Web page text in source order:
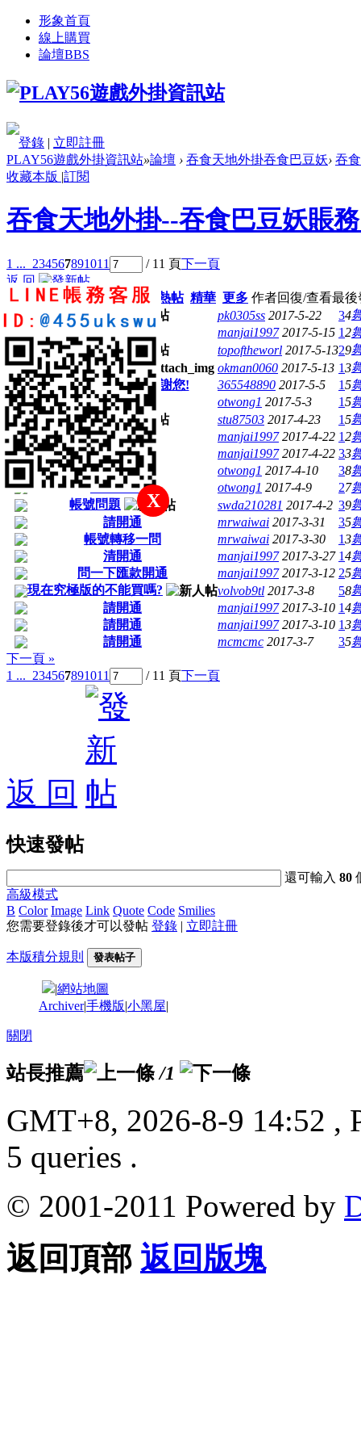
形象首頁
線上購買
論壇BBS
登錄 | 立即註冊
PLAY56遊戲外掛資訊站»論壇 › 吞食天地外掛吞食巴豆妖› 吞
收藏本版 |訂閱
吞食天地外掛--吞食巴豆妖賬
1 ... 234567891011 / 11 頁下一頁
返 回
新窗
全部主題 最新 熱門 熱帖 精華 更多 作者回復/查看最後
請開通
pk0305ss 2017-5-22 34
請開通
manjai1997 2017-5-15 12
請開通
topoftheworl 2017-5-1329
開通開通
okman0060 2017-5-13 13
版主大大求開通感謝您!
365548890 2017-5-5 15
請開通
otwong1 2017-5-3 15
請開通
stu87503 2017-4-23 15
請開通
manjai1997 2017-4-22 12
請開通
manjai1997 2017-4-22 33
請開通
otwong1 2017-4-10 38
通知單問題
otwong1 2017-4-9 27
帳號問題
swda210281 2017-4-2 39
請開通
mrwaiwai 2017-3-31 35
帳號轉移一問
mrwaiwai 2017-3-30 13
清開通
manjai1997 2017-3-27 14
問一下匯款開通
manjai1997 2017-3-12 25
現在究極版的不能買嗎?
volvob9tl 2017-3-8 58
請開通
manjai1997 2017-3-10 14
請開通
manjai1997 2017-3-10 13
請開通
mcmcmc 2017-3-7 35
下一頁 »
1 ... 234567891011 / 11 頁下一頁
返 回
快速發帖
還可輸入80
高級模式
B Color Image Link Quote Code Smilies
您需要登錄後才可以發帖 登錄 | 立即註冊
本版積分規則 發表帖子
X
|網站地圖
Archiver|手機版|小黑屋|
關閉
站長推薦 /1
GMT+8, 2026-8-9 14:52 ,
5 queries .
© 2001-2011 Powered by
返回頂部 返回版塊